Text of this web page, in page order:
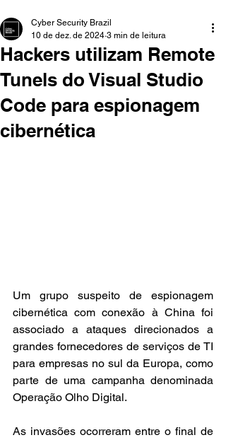
Hackers utilizam Remote
Tunels do Visual Studio
Code para espionagem
cibernética
Cyber Security Brazil
10 de dez. de 2024 3 min de leitura
Um grupo suspeito de espionagem
cibernética com conexão à China foi
associado a ataques direcionados a
grandes fornecedores de serviços de TI
para empresas no sul da Europa, como
parte de uma campanha denominada
Operação Olho Digital.
As invasões ocorreram entre o final de